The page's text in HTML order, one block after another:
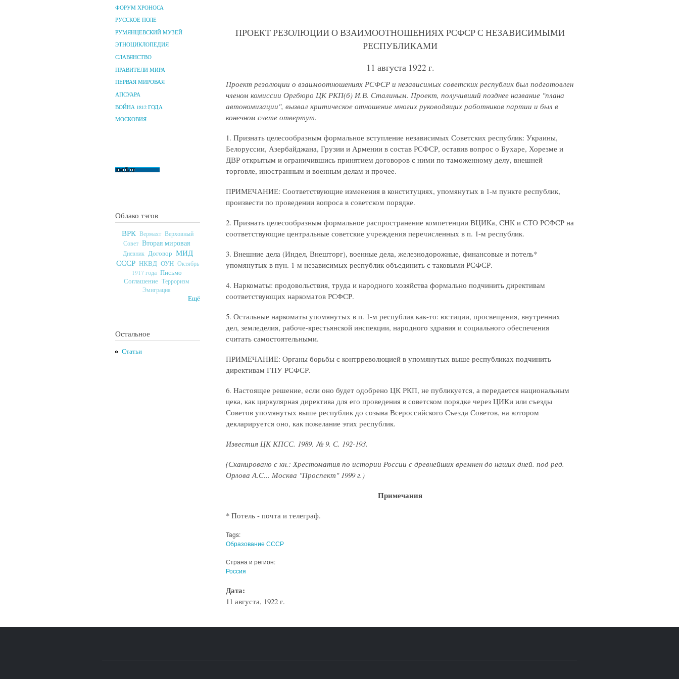
ФОРУМ ХРОНОСА
РУССКОЕ ПОЛЕ
РУМЯНЦЕВСКИЙ МУЗЕЙ
ЭТНОЦИКЛОПЕДИЯ
СЛАВЯНСТВО
ПРАВИТЕЛИ МИРА
ПЕРВАЯ МИРОВАЯ
АПСУАРА
ВОЙНА 1812 ГОДА
МОСКОВИЯ
Облако тэгов
ВРК Вермахт Верховный
Совет Вторая мировая
Дневник Договор МИД
СССР НКВД ОУН Октябрь
1917 года Письмо
Соглашение Терроризм
Эмиграция
Ещё
Остальное
Статьи
ПРОЕКТ РЕЗОЛЮЦИИ О ВЗАИМООТНОШЕНИЯХ РСФСР С НЕЗАВИСИМЫМИ
РЕСПУБЛИКАМИ
11 августа 1922 г.
Проект резолюции о взаимоотношениях РСФСР и независимых советских республик был подготовлен
членом комиссии Оргбюро ЦК РКП(б) И.В. Сталиным. Проект, получивший позднее название "плана
автономизации", вызвал критическое отношение многих руководящих работников партии и был в
конечном счете отвертут.
1. Признать целесообразным формальное вступление независимых Советских республик: Украины,
Белоруссии, Азербайджана, Грузии и Армении в состав РСФСР, оставив вопрос о Бухаре, Хорезме и
ДВР открытым и ограничившись принятием договоров с ними по таможенному делу, внешней
торговле, иностранным и военным делам и прочее.
ПРИМЕЧАНИЕ: Соответствующие изменения в конституциях, упомянутых в 1-м пункте республик,
произвести по проведении вопроса в советском порядке.
2. Признать целесообразным формальное распространение компетенции ВЦИКа, СНК и СТО РСФСР на
соответствующие центральные советские учреждения перечисленных в п. 1-м республик.
3. Внешние дела (Индел, Внешторг), военные дела, железнодорожные, финансовые и потель*
упомянутых в пун. 1-м независимых республик объединить с таковыми РСФСР.
4. Наркоматы: продовольствия, труда и народного хозяйства формально подчинить директивам
соответствующих наркоматов РСФСР.
5. Остальные наркоматы упомянутых в п. 1-м республик как-то: юстиции, просвещения, внутренних
дел, земледелия, рабоче-крестьянской инспекции, народного здравия и социального обеспечения
считать самостоятельными.
ПРИМЕЧАНИЕ: Органы борьбы с контрреволюцией в упомянутых выше республиках подчинить
директивам ГПУ РСФСР.
6. Настоящее решение, если оно будет одобрено ЦК РКП, не публикуется, а передается национальным
цека, как циркулярная директива для его проведения в советском порядке через ЦИКи или съезды
Советов упомянутых выше республик до созыва Всероссийского Съезда Советов, на котором
декларируется оно, как пожелание этих республик.
Известия ЦК КПСС. 1989. № 9. С. 192-193.
(Сканировано с кн.: Хрестоматия по истории России с древнейших времнен до наших дней. под ред.
Орлова А.С... Москва "Проспект" 1999 г.)
Примечания
* Потель - почта и телеграф.
Tags:
Образование СССР
Страна и регион:
Россия
Дата:
11 августа, 1922 г.